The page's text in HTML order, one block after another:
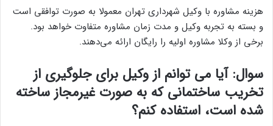
هزینه مشاوره با وکیل شهرداری تهران معمولا به صورت توافقی است
و بسته به تجربه وکیل و مدت زمان مشاوره متفاوت خواهد بود.
برخی از وکلا مشاوره اولیه را رایگان ارائه می‌دهند.
سوال: آیا می توانم از وکیل برای جلوگیری از
تخریب ساختمانی که به صورت غیرمجاز ساخته
شده است، استفاده کنم؟